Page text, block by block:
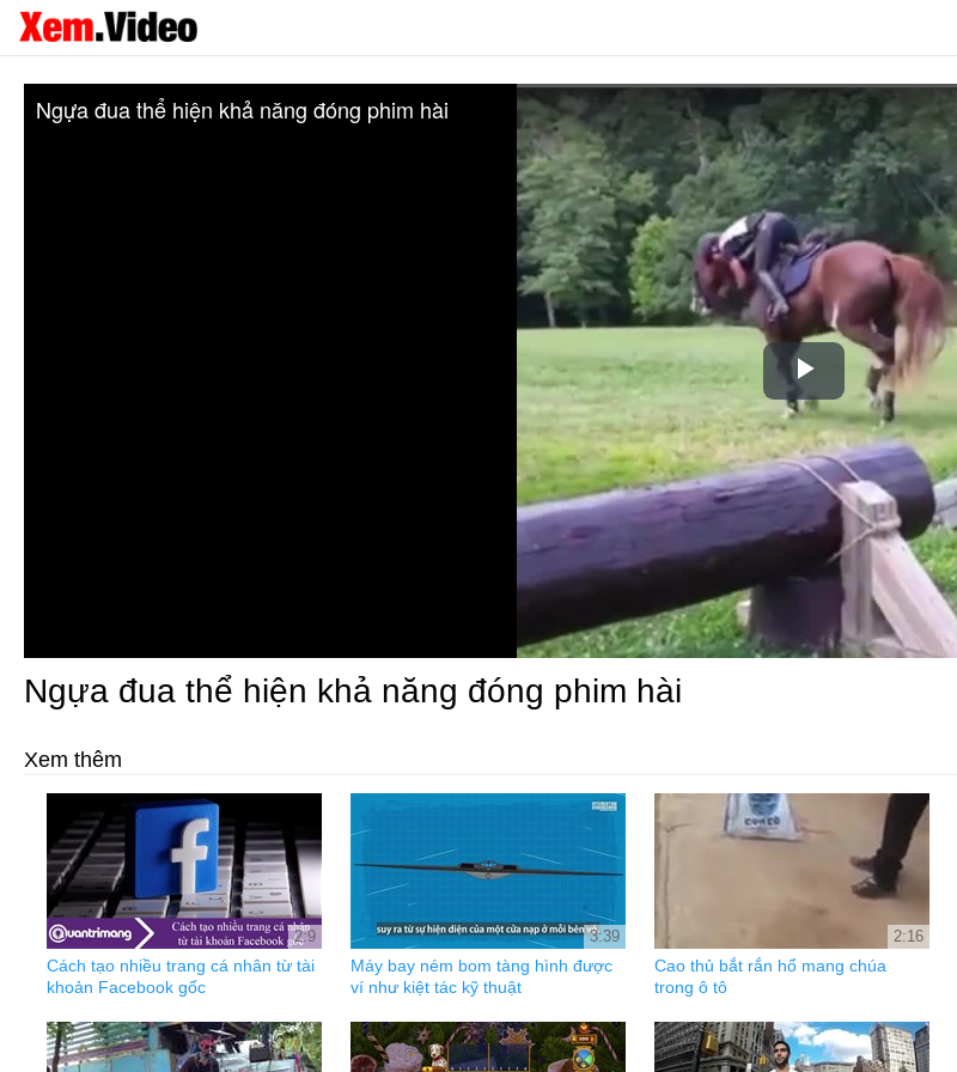
Play
Video
Ngựa đua thể hiện khả năng đóng phim hài
Ngựa đua thể hiện khả năng đóng phim hài
Xem thêm
2:9
Cách tạo nhiều trang cá nhân từ tài
khoản Facebook gốc
3:39
Máy bay ném bom tàng hình được
ví như kiệt tác kỹ thuật
2:16
Cao thủ bắt rắn hổ mang chúa
trong ô tô